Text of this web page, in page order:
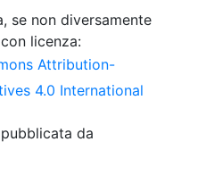
se non diversamente
licenza:
Attribution-
4.0 International
da